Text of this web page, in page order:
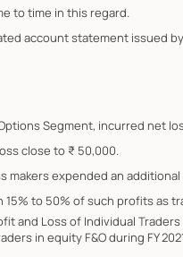
to time in this regard.
account statement issued
Segment, incurred net
close to ₹ 50,000.
makers expended an
to 50% of such profits as
and Loss of Individual
in equity F&O during FY